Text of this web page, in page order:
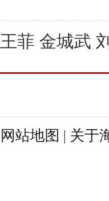
王菲 金城武
网站地图 | 关于